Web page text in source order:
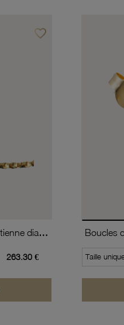
favorite_borderAjouter à vos favoris
Chaîne en or jaune, maille vénitienne diamantée et torsadée
263.30 € Taille